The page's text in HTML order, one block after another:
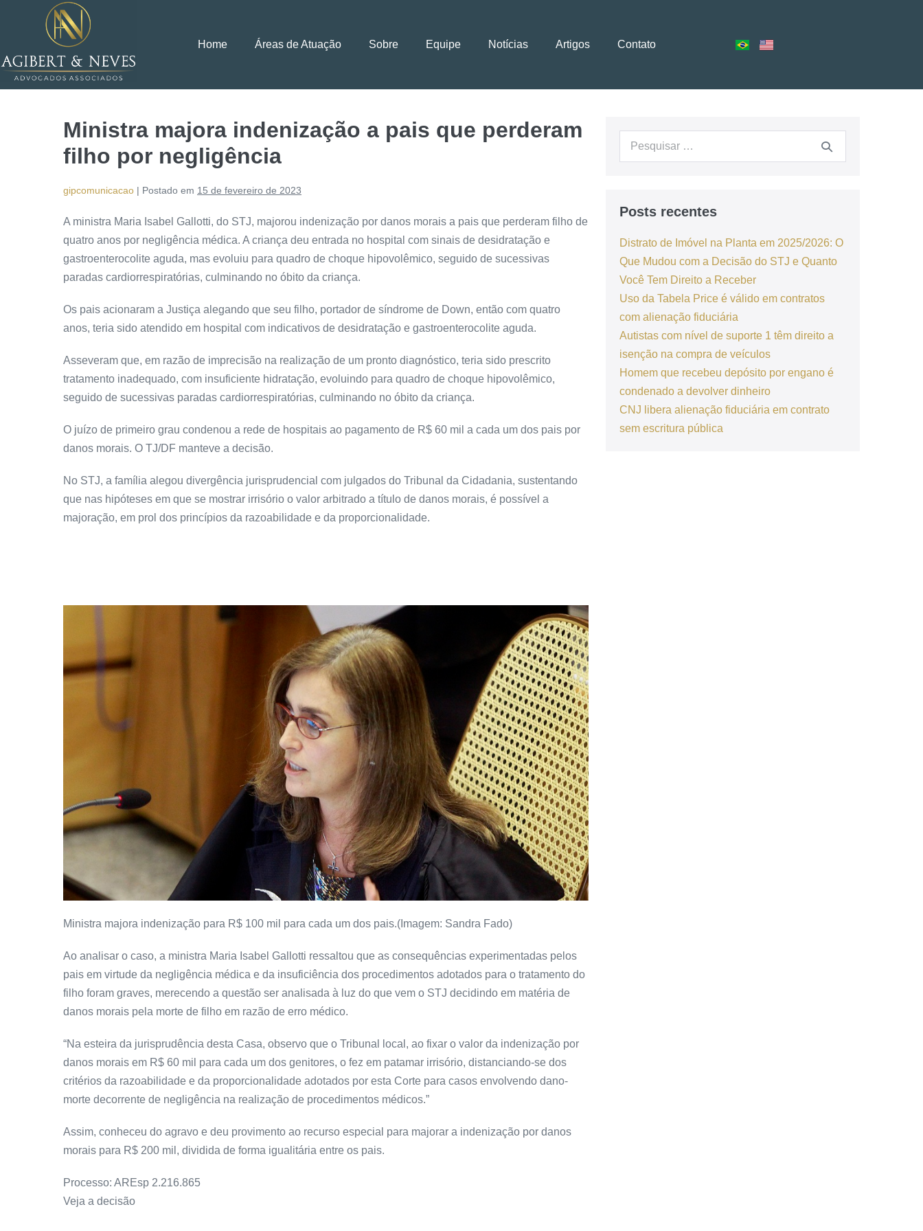
Home Áreas de Atuação Sobre Equipe Notícias Artigos Contato
Ministra majora indenização a pais que perderam
filho por negligência
gipcomunicacao | Postado em 15 de fevereiro de 2023
A ministra Maria Isabel Gallotti, do STJ, majorou indenização por danos morais a pais que perderam filho de
quatro anos por negligência médica. A criança deu entrada no hospital com sinais de desidratação e
gastroenterocolite aguda, mas evoluiu para quadro de choque hipovolêmico, seguido de sucessivas
paradas cardiorrespiratórias, culminando no óbito da criança.
Os pais acionaram a Justiça alegando que seu filho, portador de síndrome de Down, então com quatro
anos, teria sido atendido em hospital com indicativos de desidratação e gastroenterocolite aguda.
Asseveram que, em razão de imprecisão na realização de um pronto diagnóstico, teria sido prescrito
tratamento inadequado, com insuficiente hidratação, evoluindo para quadro de choque hipovolêmico,
seguido de sucessivas paradas cardiorrespiratórias, culminando no óbito da criança.
O juízo de primeiro grau condenou a rede de hospitais ao pagamento de R$ 60 mil a cada um dos pais por
danos morais. O TJ/DF manteve a decisão.
No STJ, a família alegou divergência jurisprudencial com julgados do Tribunal da Cidadania, sustentando
que nas hipóteses em que se mostrar irrisório o valor arbitrado a título de danos morais, é possível a
majoração, em prol dos princípios da razoabilidade e da proporcionalidade.
Ministra majora indenização para R$ 100 mil para cada um dos pais.(Imagem: Sandra Fado)
Ao analisar o caso, a ministra Maria Isabel Gallotti ressaltou que as consequências experimentadas pelos
pais em virtude da negligência médica e da insuficiência dos procedimentos adotados para o tratamento do
filho foram graves, merecendo a questão ser analisada à luz do que vem o STJ decidindo em matéria de
danos morais pela morte de filho em razão de erro médico.
“Na esteira da jurisprudência desta Casa, observo que o Tribunal local, ao fixar o valor da indenização por
danos morais em R$ 60 mil para cada um dos genitores, o fez em patamar irrisório, distanciando-se dos
critérios da razoabilidade e da proporcionalidade adotados por esta Corte para casos envolvendo dano-
morte decorrente de negligência na realização de procedimentos médicos.”
Assim, conheceu do agravo e deu provimento ao recurso especial para majorar a indenização por danos
morais para R$ 200 mil, dividida de forma igualitária entre os pais.
Processo: AREsp 2.216.865
Veja a decisão
Posts recentes
Distrato de Imóvel na Planta em 2025/2026: O
Que Mudou com a Decisão do STJ e Quanto
Você Tem Direito a Receber
Uso da Tabela Price é válido em contratos
com alienação fiduciária
Autistas com nível de suporte 1 têm direito a
isenção na compra de veículos
Homem que recebeu depósito por engano é
condenado a devolver dinheiro
CNJ libera alienação fiduciária em contrato
sem escritura pública